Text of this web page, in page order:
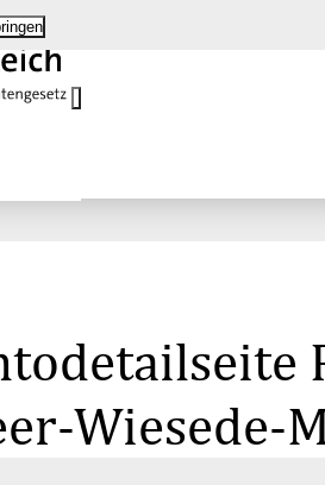
Wiesede-